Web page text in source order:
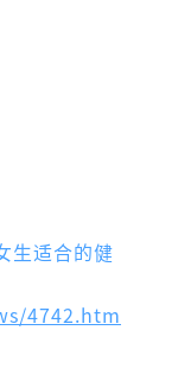
生适合的健
4742.htm